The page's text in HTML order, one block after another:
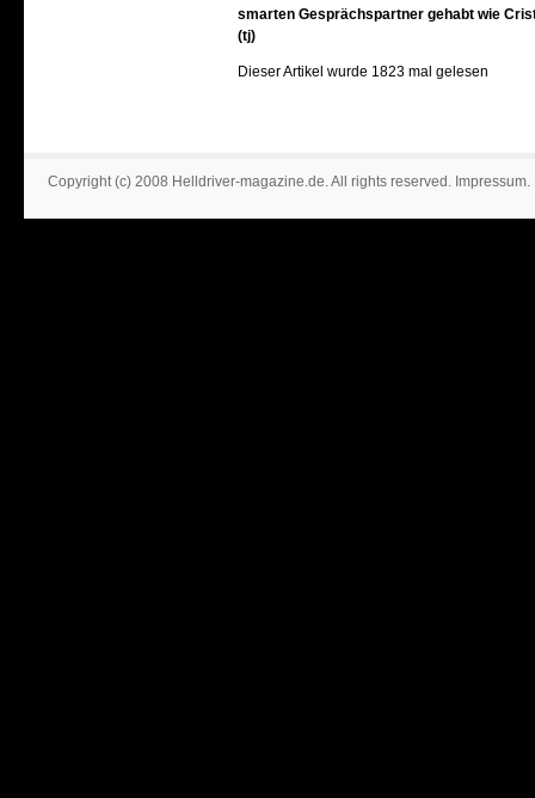
smarten Gesprächspartner gehabt wie
(tj)
Dieser Artikel wurde 1823 mal gelesen
Copyright (c) 2008 Helldriver-magazine.de. All rights reserved. Impressum.